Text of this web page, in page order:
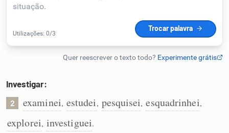
Humanizador de IA
Caça-palavras
Investigar:
2 examinei, estudei, pesquisei, esquadrinhei,
explorei, investiguei.